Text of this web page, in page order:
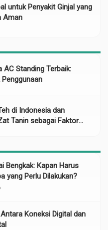
untuk Penyakit Ginjal yang
Aman
AC Standing Terbaik:
di Indonesia dan
Tanin sebagai Faktor
Bengkak: Kapan Harus
yang Perlu Dilakukan?
Koneksi Digital dan